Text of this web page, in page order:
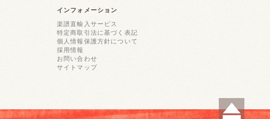
インフォメーション
楽譜直輸入サービス
特定商取引法に基づく表記
個人情報保護方針について
採用情報
お問い合わせ
サイトマップ